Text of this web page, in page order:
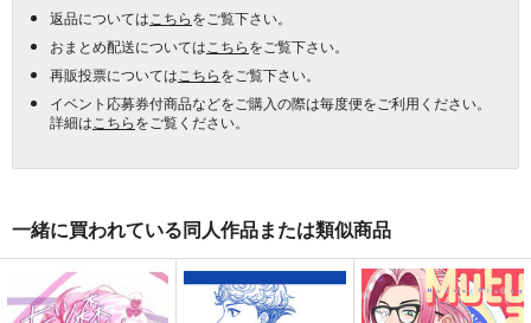
返品については こちらをご覧下さい。
おまとめ配送については こちらをご覧下さい。
再販投票については こちらをご覧下さい。
イベント応募券付商品などをご購入の際は毎度便をご利用ください。
詳細は こちらをご覧ください。
一緒に買われている同人作品または類似商品